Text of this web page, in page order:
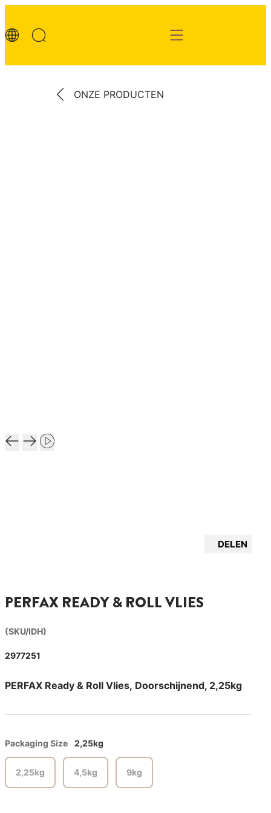
ONZE PRODUCTEN
DELEN
PERFAX READY & ROLL VLIES
(SKU/IDH)
2977251
PERFAX Ready & Roll Vlies, Doorschijnend, 2,25kg
Packaging Size 2,25kg
2,25kg 4,5kg 9kg